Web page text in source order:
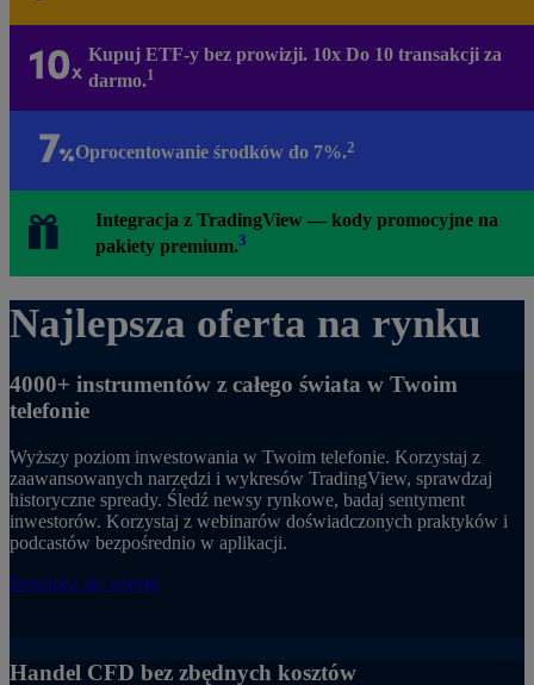
Kupuj ETF-y bez prowizji. 10x Do 10 transakcji za
darmo.1
Oprocentowanie środków do 7%.2
Integracja z TradingView — kody promocyjne na
pakiety premium.3
Najlepsza oferta na rynku
4000+ instrumentów z całego świata w Twoim
telefonie
Wyższy poziom inwestowania w Twoim telefonie. Korzystaj z
zaawansowanych narzędzi i wykresów TradingView, sprawdzaj
historyczne spready. Śledź newsy rynkowe, badaj sentyment
inwestorów. Korzystaj z webinarów doświadczonych praktyków i
podcastów bezpośrednio w aplikacji.
Dowiedz się więcej
Handel CFD bez zbędnych kosztów